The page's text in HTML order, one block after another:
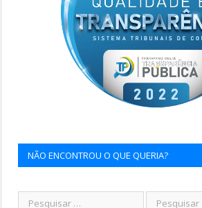
NÃO ENCONTROU O QUE QUERIA?